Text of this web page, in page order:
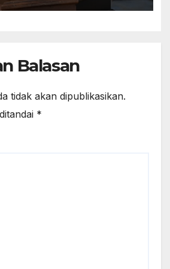
Balasan
tidak akan dipublikasikan.
*